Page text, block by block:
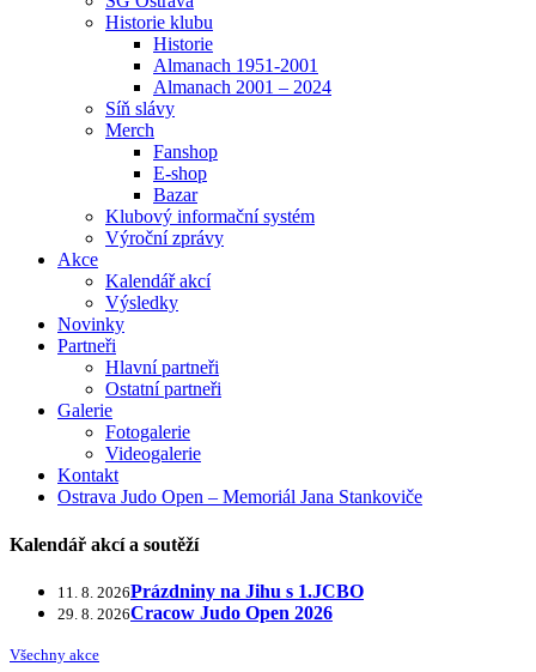
Historie klubu
Historie
Almanach 1951-2001
Almanach 2001 – 2024
Síň slávy
Merch
Fanshop
E-shop
Bazar
Klubový informační systém
Výroční zprávy
Akce
Kalendář akcí
Výsledky
Novinky
Partneři
Hlavní partneři
Ostatní partneři
Galerie
Fotogalerie
Videogalerie
Kontakt
Ostrava Judo Open – Memoriál Jana Stankoviče
Kalendář akcí a soutěží
11. 8. 2026Prázdniny na Jihu s 1.JCBO
29. 8. 2026Cracow Judo Open 2026
Všechny akce